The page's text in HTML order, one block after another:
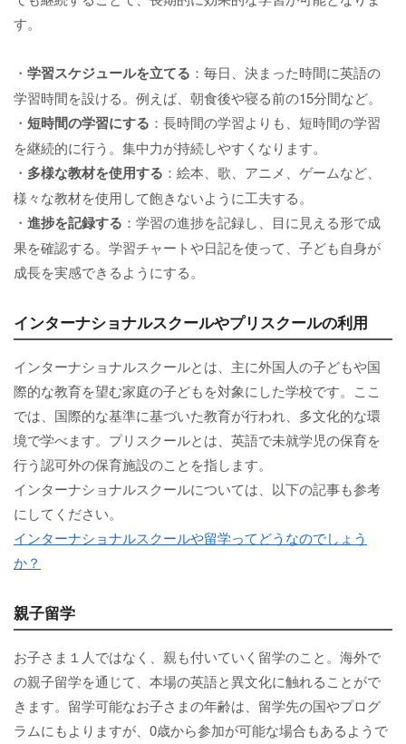
す。
・ 学習スケジュールを立てる ：毎日、決まった時間に英語の
学習時間を設ける。例えば、朝食後や寝る前の15分間など。
・ 短時間の学習にする ：長時間の学習よりも、短時間の学習
を継続的に行う。集中力が持続しやすくなります。
・ 多様な教材を使用する ：絵本、歌、アニメ、ゲームなど、
様々な教材を使用して飽きないように工夫する。
・ 進捗を記録する ：学習の進捗を記録し、目に見える形で成
果を確認する。学習チャートや日記を使って、子ども自身が
成長を実感できるようにする。
インターナショナルスクールやプリスクールの利用
インターナショナルスクールとは、主に外国人の子どもや国
際的な教育を望む家庭の子どもを対象にした学校です。ここ
では、国際的な基準に基づいた教育が行われ、多文化的な環
境で学べます。プリスクールとは、英語で未就学児の保育を
行う認可外の保育施設のことを指します。
インターナショナルスクールについては、以下の記事も参考
にしてください。
インターナショナルスクールや留学ってどうなのでしょう
か？
親子留学
お子さま１人ではなく、親も付いていく留学のこと。海外で
の親子留学を通じて、本場の英語と異文化に触れることがで
きます。留学可能なお子さまの年齢は、留学先の国やプログ
ラムにもよりますが、0歳から参加が可能な場合もあるようで